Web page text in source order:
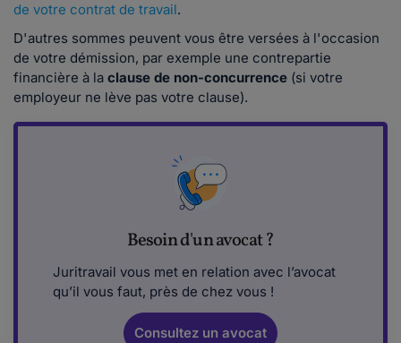
de votre contrat de travail.
D'autres sommes peuvent vous être versées à l'occasion
de votre démission, par exemple une contrepartie
financière à la clause de non-concurrence (si votre
employeur ne lève pas votre clause).
Besoin d'un avocat ?
Juritravail vous met en relation avec l’avocat
qu’il vous faut, près de chez vous !
Consultez un avocat